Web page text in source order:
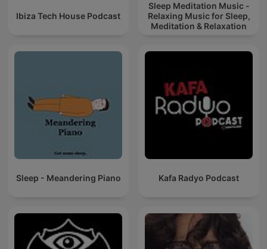
Ibiza Tech House Podcast
Sleep Meditation Music -
Relaxing Music for Sleep,
Meditation & Relaxation
Sleep - Meandering Piano Kafa Radyo Podcast